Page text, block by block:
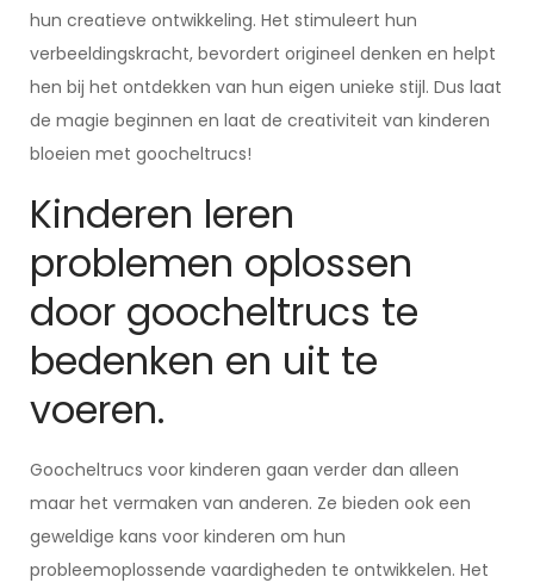
hun creatieve ontwikkeling. Het stimuleert hun
verbeeldingskracht, bevordert origineel denken en helpt
hen bij het ontdekken van hun eigen unieke stijl. Dus laat
de magie beginnen en laat de creativiteit van kinderen
bloeien met goocheltrucs!
Kinderen leren
problemen oplossen
door goocheltrucs te
bedenken en uit te
voeren.
Goocheltrucs voor kinderen gaan verder dan alleen
maar het vermaken van anderen. Ze bieden ook een
geweldige kans voor kinderen om hun
probleemoplossende vaardigheden te ontwikkelen. Het